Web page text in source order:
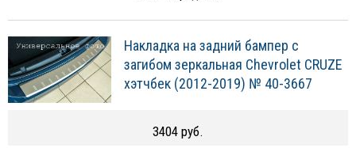
Накладка на задний бампер с
загибом зеркальная Chevrolet CRUZE
хэтчбек (2012-2019) № 40-3667
3404 руб.